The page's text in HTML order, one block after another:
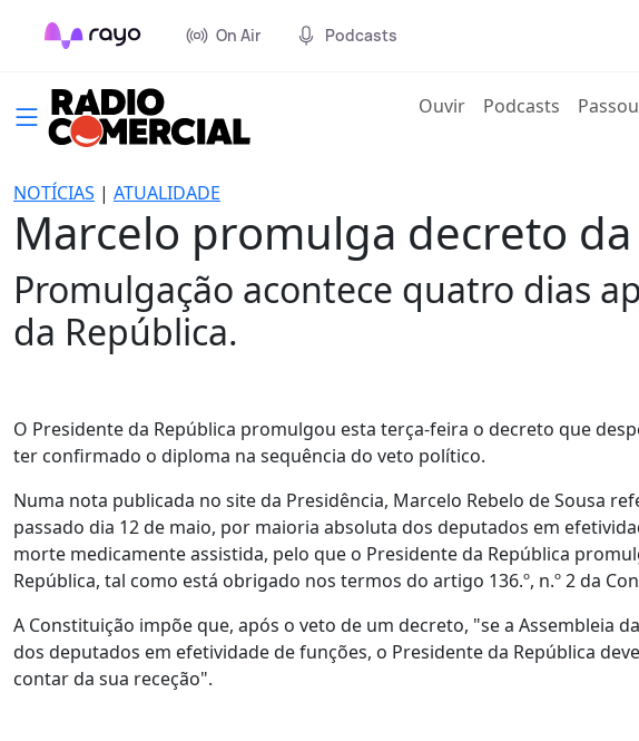
On Air Podcasts
Ouvir(current)
Podcasts Passou
NOTÍCIAS | ATUALIDADE
Marcelo promulga decreto da
Promulgação acontece quatro dias
da República.
O Presidente da República promulgou esta terça-feira o decreto que
ter confirmado o diploma na sequência do veto político.
Numa nota publicada no site da Presidência, Marcelo Rebelo de Sousa
passado dia 12 de maio, por maioria absoluta dos deputados em
morte medicamente assistida, pelo que o Presidente da República
República, tal como está obrigado nos termos do artigo 136.º, n.º 2 da
A Constituição impõe que, após o veto de um decreto, "se a Assembleia
dos deputados em efetividade de funções, o Presidente da República
contar da sua receção".